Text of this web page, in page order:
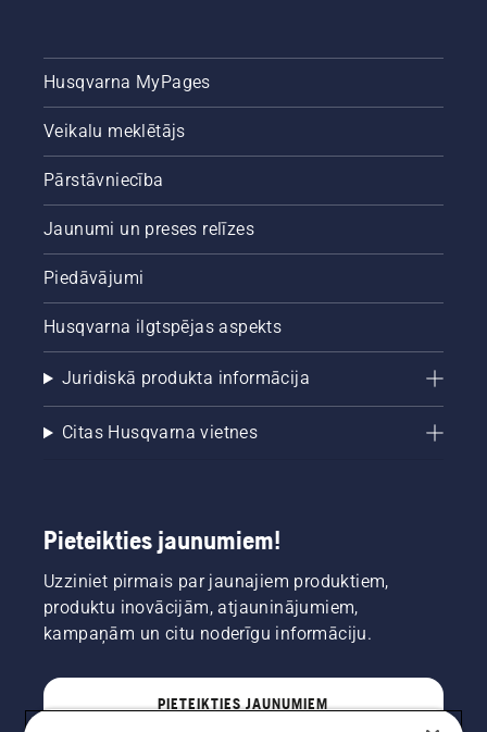
Husqvarna MyPages
Veikalu meklētājs
Pārstāvniecība
Jaunumi un preses relīzes
Piedāvājumi
Husqvarna ilgtspējas aspekts
Juridiskā produkta informācija
Citas Husqvarna vietnes
Pieteikties jaunumiem!
Uzziniet pirmais par jaunajiem produktiem,
produktu inovācijām, atjauninājumiem,
kampaņām un citu noderīgu informāciju.
PIETEIKTIES JAUNUMIEM